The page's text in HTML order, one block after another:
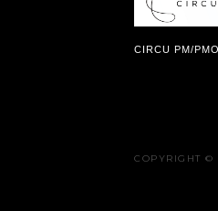
CIRCU PM/PMO
COPYRIGHT ©